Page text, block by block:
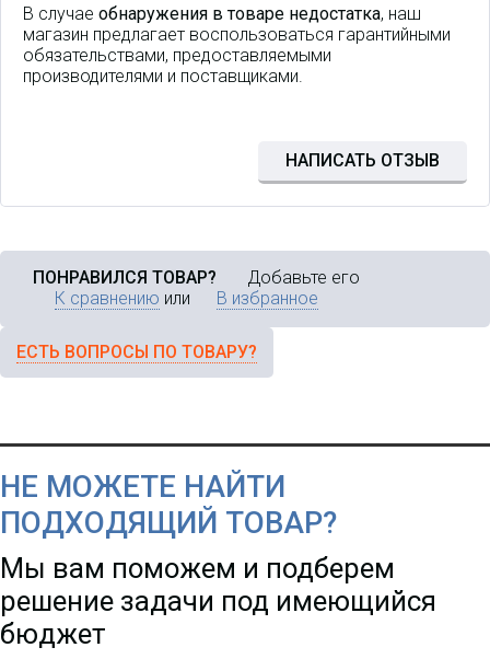
В случае обнаружения в товаре недостатка, наш
магазин предлагает воспользоваться гарантийными
обязательствами, предоставляемыми
производителями и поставщиками.
НАПИСАТЬ ОТЗЫВ
ПОНРАВИЛСЯ ТОВАР? Добавьте его
К сравнению или В избранное
ЕСТЬ ВОПРОСЫ ПО ТОВАРУ?
НЕ МОЖЕТЕ НАЙТИ
ПОДХОДЯЩИЙ ТОВАР?
Мы вам поможем и подберем
решение задачи под имеющийся
бюджет